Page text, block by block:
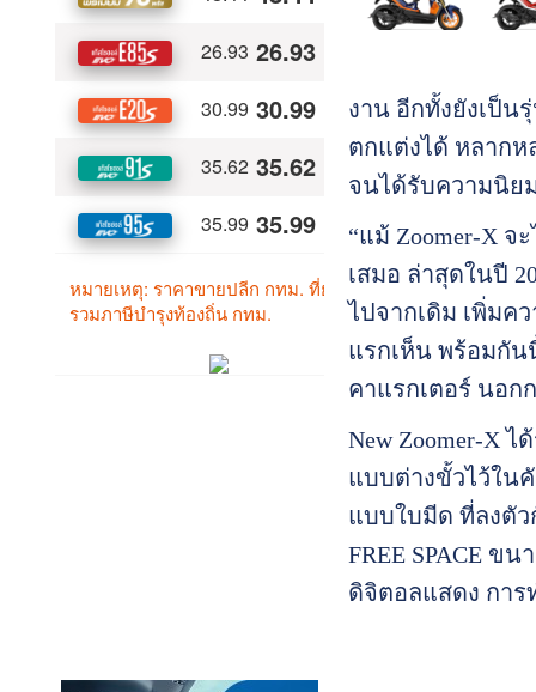
งาน อีกทั้งยังเป็
ตกแต่งได้ หลากห
จนได้รับความนิย
“แม้ Zoomer-X
เสมอ ล่าสุดในปี
ไปจากเดิม เพิ่มค
แรกเห็น พร้อมกัน
คาแรกเตอร์ นอก
New Zoomer-X
แบบต่างขั้วไว้ใน
แบบใบมีด ที่ลงตัว
FREE SPACE
ดิจิตอลแสดง การ